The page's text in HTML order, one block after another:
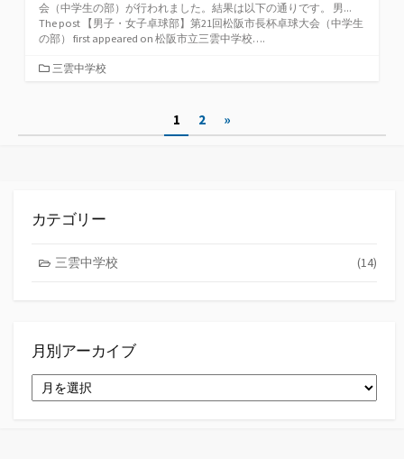
会（中学生の部）が行われました。結果は以下の通りです。 男...
The post 【男子・女子卓球部】第21回松阪市長杯卓球大会（中学生
の部） first appeared on 松阪市立三雲中学校….
カ
ー
三雲中学校
ペ
り
1 2 »
カテゴリー
三雲中学校 (14)
月別アーカイブ
別